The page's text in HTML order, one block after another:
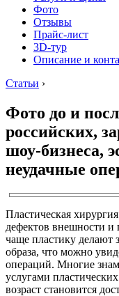
Фото
Отзывы
Прайс-лист
3D-тур
Описание и
Статьи ›
Фото до и
российских,
шоу-бизнеса,
неудачные
Пластическая
дефектов внешности и
чаще пластику делают
образа, что можно
операций. Многие
услугами
возраст становится